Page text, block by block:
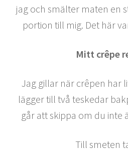
jag och smälter maten en
portion till mig. Det här
Mitt crêpe
Jag gillar när crêpen har
lägger till två teskedar
går att skippa om du inte
Till smeten